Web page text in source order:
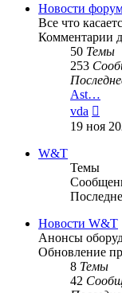
Новости
Все что
Комментарии
50 Темы
253
Ast…
vda
к
19 ноя
W&T
Темы
Новости W&T
Анонсы
Обновление
8 Темы
42